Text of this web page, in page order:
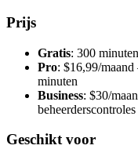
Prijs
Gratis: 300
Pro: $16,99/
minuten
Business: $30/
beheerderscontroles
Geschikt voor